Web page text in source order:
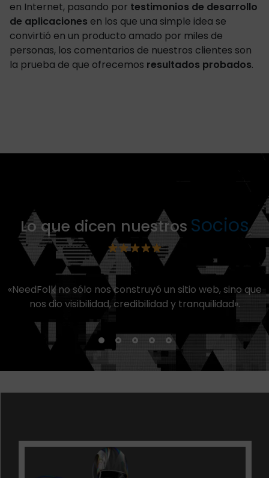
en Internet, pasando por testimonios de desarrollo
de aplicaciones en los que una simple idea se
convirtió en un producto amado por miles de
personas, los comentarios de nuestros clientes son
la prueba de que ofrecemos resultados probados.
Lo que dicen nuestros Socios
«NeedFolk no sólo nos construyó un sitio web, sino que
nos dio visibilidad, credibilidad y tranquilidad».